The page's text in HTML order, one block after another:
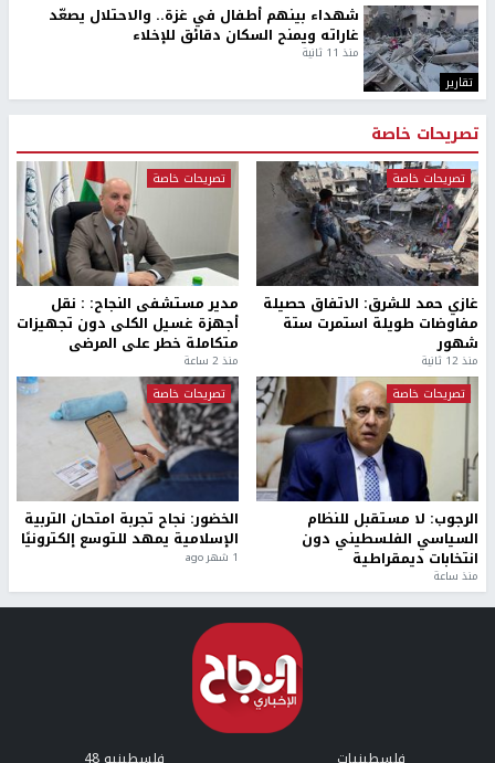
تقارير
شهداء بينهم أطفال في غزة.. والاحتلال يصعّد
غاراته ويمنح السكان دقائق للإخلاء
منذ 11 ثانية
تصريحات خاصة
تصريحات خاصة
غازي حمد للشرق: الاتفاق حصيلة
مفاوضات طويلة استمرت ستة
شهور
منذ 12 ثانية
تصريحات خاصة
مدير مستشفى النجاح: : نقل
أجهزة غسيل الكلى دون تجهيزات
متكاملة خطر على المرضى
منذ 2 ساعة
تصريحات خاصة
الرجوب: لا مستقبل للنظام
السياسي الفلسطيني دون
انتخابات ديمقراطية
منذ ساعة
تصريحات خاصة
الخضور: نجاح تجربة امتحان التربية
الإسلامية يمهد للتوسع إلكترونيًا
1 شهر ago